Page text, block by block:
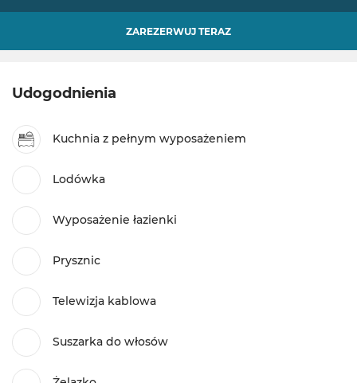
ZAREZERWUJ TERAZ
Udogodnienia
Kuchnia z pełnym wyposażeniem
Lodówka
Wyposażenie łazienki
Prysznic
Telewizja kablowa
Suszarka do włosów